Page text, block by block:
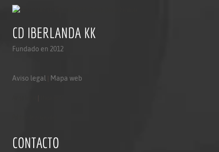
CD IBERLANDA KK
Fundado en 2012
Aviso legal Mapa web
CONTACTO